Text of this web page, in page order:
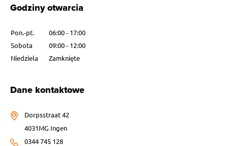
Godziny otwarcia
Pon.-pt.
06:00 - 17:00
Sobota
09:00 - 12:00
Niedziela
Zamknięte
Dane kontaktowe
Dorpsstraat 42
4031MG Ingen
0344 745 128